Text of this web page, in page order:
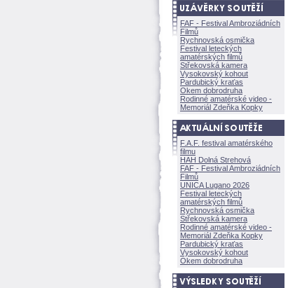
FAF - Festival Ambroziádních
Filmů
Rychnovská osmička
Festival leteckých
amatérských filmů
Střekovská kamera
Vysokovský kohout
Pardubický kraťas
Okem dobrodruha
Rodinné amatérské video -
Memoriál Zdeňka Kopky
F.A.F. festival amatérského
filmu
HAH Dolná Strehov
FAF - Festival Ambroziádních
Filmů
UNICA Lugano 2026
Festival leteckých
amatérských filmů
Rychnovská osmička
Střekovská kamera
Rodinné amatérské video -
Memoriál Zdeňka Kopky
Pardubický kraťas
Vysokovský kohout
Okem dobrodruha